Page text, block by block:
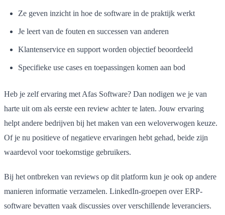
Ze geven inzicht in hoe de software in de praktijk werkt
Je leert van de fouten en successen van anderen
Klantenservice en support worden objectief beoordeeld
Specifieke use cases en toepassingen komen aan bod
Heb je zelf ervaring met Afas Software? Dan nodigen we je van
harte uit om als eerste een review achter te laten. Jouw ervaring
helpt andere bedrijven bij het maken van een weloverwogen keuze.
Of je nu positieve of negatieve ervaringen hebt gehad, beide zijn
waardevol voor toekomstige gebruikers.
Bij het ontbreken van reviews op dit platform kun je ook op andere
manieren informatie verzamelen. LinkedIn-groepen over ERP-
software bevatten vaak discussies over verschillende leveranciers.